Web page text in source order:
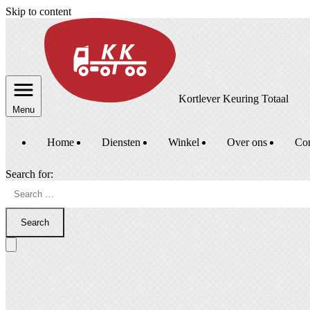
Skip to content
Menu
Kortlever Keuring Totaal
Home Diensten Winkel Over ons
Search for:
Search